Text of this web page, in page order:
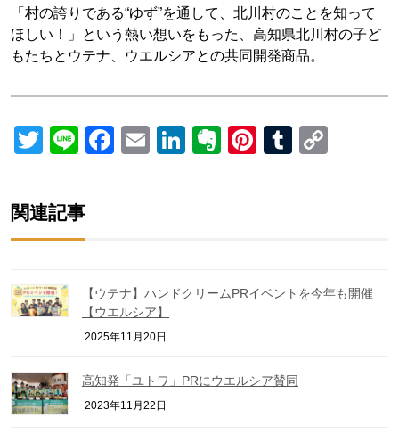
「村の誇りである“ゆず”を通して、北川村のことを知って
ほしい！」という熱い想いをもった、高知県北川村の子ど
もたちとウテナ、ウエルシアとの共同開発商品。
Twitter
LineFacebook
EmailLinkedIn
Evernote
Pinterest
Tumblr
関連記事
【ウテナ】ハンドクリームPRイベントを今年も開催
【ウエルシア】
2025年11月20日
高知発「ユトワ」PRにウエルシア賛同
2023年11月22日